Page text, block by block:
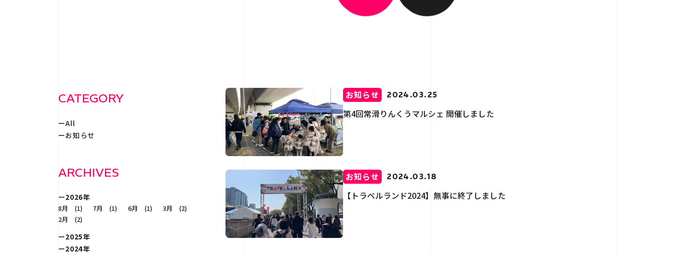
RECRUIT 採用情報
CONTACT お問い合わせ
お知らせ 2024.03.25
第4回常滑りんくうマルシェ 開催しました
お知らせ 2024.03.18
【トラベルランド2024】無事に終了しました
CATEGORY
All
お知らせ
ARCHIVES
2026年
8月 (1) 7月 (1) 6月 (1)
3月 (2)
2月 (2)
2025年
2024年